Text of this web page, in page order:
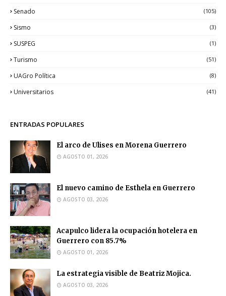
Senado (105)
Sismo (3)
SUSPEG (1)
Turismo (51)
UAGro Política (8)
Universitarios (41)
ENTRADAS POPULARES
El arco de Ulises en Morena Guerrero
AGOSTO 01, 2026
El nuevo camino de Esthela en Guerrero
AGOSTO 03, 2026
Acapulco lidera la ocupación hotelera en
Guerrero con 85.7%
AGOSTO 01, 2026
La estrategia visible de Beatriz Mojica.
AGOSTO 03, 2026